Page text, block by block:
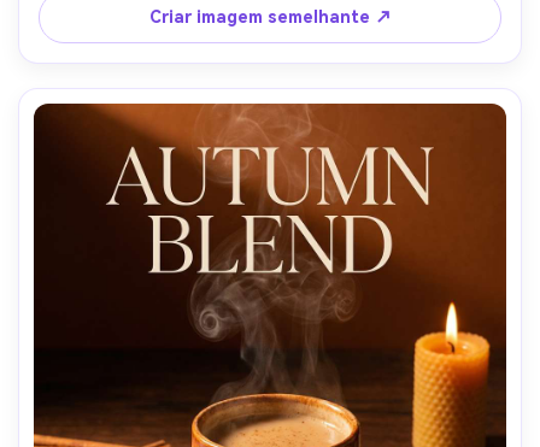
composição centrada direta, textura e sombras de
alumínio realistas, nitidez pronta para impressão, alta
resolução-AR 4:5
Criar imagem semelhante ↗